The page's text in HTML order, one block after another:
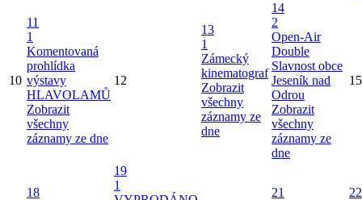
10
11
1
Komentovaná
prohlídka
výstavy
HLAVOLAMŮ
Zobrazit
všechny
záznamy ze dne
12
13
1
Zámecký
kinematograf
Zobrazit
všechny
záznamy ze
dne
14
2
Open-Air
Double
Slavnost obce
Jeseník nad
Odrou
Zobrazit
všechny
záznamy ze
dne
15
18
19
1
21
22